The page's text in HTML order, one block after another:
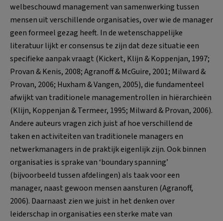
welbeschouwd management van samenwerking tussen
mensen uit verschillende organisaties, over wie de manager
geen formeel gezag heeft. In de wetenschappelijke
literatuur lijkt er consensus te zijn dat deze situatie een
specifieke aanpak vraagt (Kickert, Klijn & Koppenjan, 1997;
Provan & Kenis, 2008; Agranoff & McGuire, 2001; Milward &
Provan, 2006; Huxham & Vangen, 2005), die fundamenteel
afwijkt van traditionele managementrollen in hiërarchieën
(Klijn, Koppenjan & Termeer, 1995; Milward & Provan, 2006).
Andere auteurs vragen zich juist af hoe verschillend de
taken en activiteiten van traditionele managers en
netwerkmanagers in de praktijk eigenlijk zijn. Ook binnen
organisaties is sprake van ‘boundary spanning’
(bijvoorbeeld tussen afdelingen) als taak voor een
manager, naast gewoon mensen aansturen (Agranoff,
2006). Daarnaast zien we juist in het denken over
leiderschap in organisaties een sterke mate van